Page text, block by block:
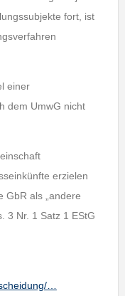
fort, ist
einer
dem UmwG nicht
erzielen
GbR als „andere
3 Nr. 1 Satz 1 EStG
…